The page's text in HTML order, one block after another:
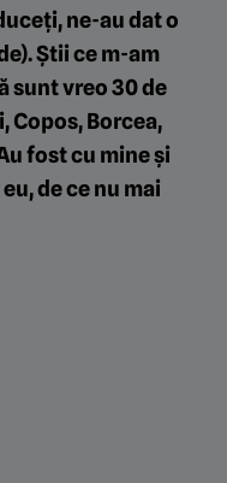
ne-au dat o
Știi ce m-am
sunt vreo 30 de
Copos, Borcea,
fost cu mine și
de ce nu mai